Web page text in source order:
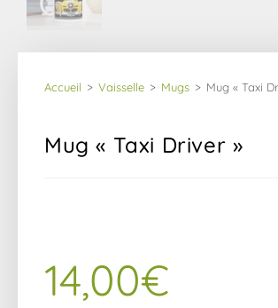
Accueil > Vaisselle > Mugs > Mug « Taxi
Mug « Taxi Driver »
14,00€